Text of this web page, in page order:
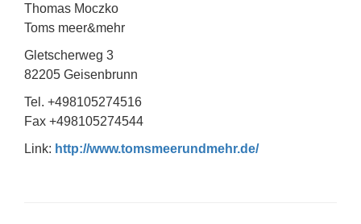
Thomas Moczko
Toms meer&mehr
Gletscherweg 3
82205 Geisenbrunn
Tel. +498105274516
Fax +498105274544
Link: http://www.tomsmeerundmehr.de/